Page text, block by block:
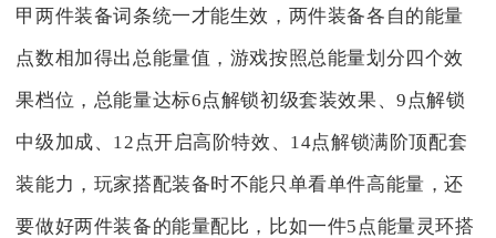
甲两件装备词条统一才能生效，两件装备各自的能量
点数相加得出总能量值，游戏按照总能量划分四个效
果档位，总能量达标6点解锁初级套装效果、9点解锁
中级加成、12点开启高阶特效、14点解锁满阶顶配套
装能力，玩家搭配装备时不能只单看单件高能量，还
要做好两件装备的能量配比，比如一件5点能量灵环搭